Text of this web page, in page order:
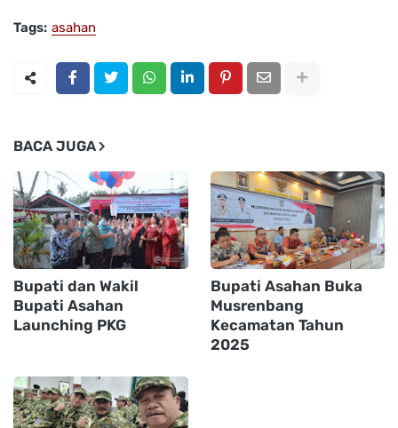
Tags: asahan
BACA JUGA
Bupati dan Wakil
Bupati Asahan
Launching PKG
Bupati Asahan Buka
Musrenbang
Kecamatan Tahun
2025